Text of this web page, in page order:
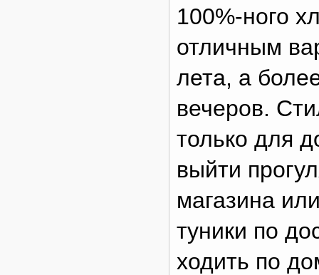
100%-ного
отличным
лета, а
вечеров.
только для
выйти
магазина
туники по
ходить по